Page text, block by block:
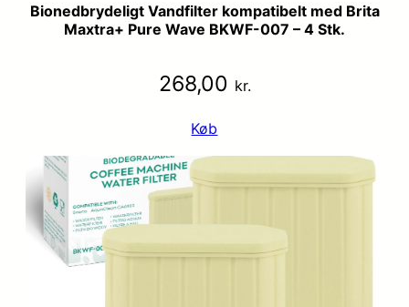
Bionedbrydeligt Vandfilter kompatibelt med Brita
Maxtra+ Pure Wave BKWF-007 – 4 Stk.
268,00 kr.
Køb